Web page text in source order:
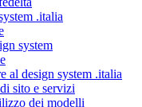
.italia
system
al design system .italia
sito e servizi
dei modelli